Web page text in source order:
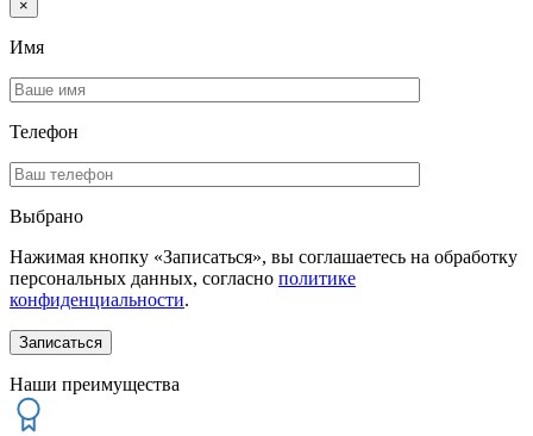
×
Имя
Телефон
Выбрано
Нажимая кнопку «Записаться», вы соглашаетесь на обработку
персональных данных, согласно политике
конфиденциальности.
Наши преимущества